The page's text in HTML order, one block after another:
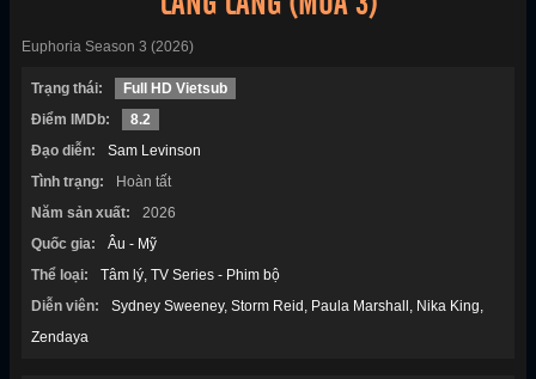
Euphoria Season 3 (2026)
Trạng thái:
Full HD Vietsub
Điểm IMDb:
8.2
Đạo diễn:
Sam Levinson
Tình trạng:
Hoàn tất
Năm sản xuất:
2026
Quốc gia:
Âu - Mỹ
Thể loại:
Tâm lý TV Series - Phim bộ
Diễn viên:
Sydney Sweeney Storm Reid Paula Marshall
Nika King
Zendaya